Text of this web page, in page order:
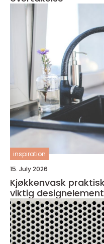
inspiration
15. July 2026
Kjøkkenvask praktisk arbeidsstasjon og
viktig designelement